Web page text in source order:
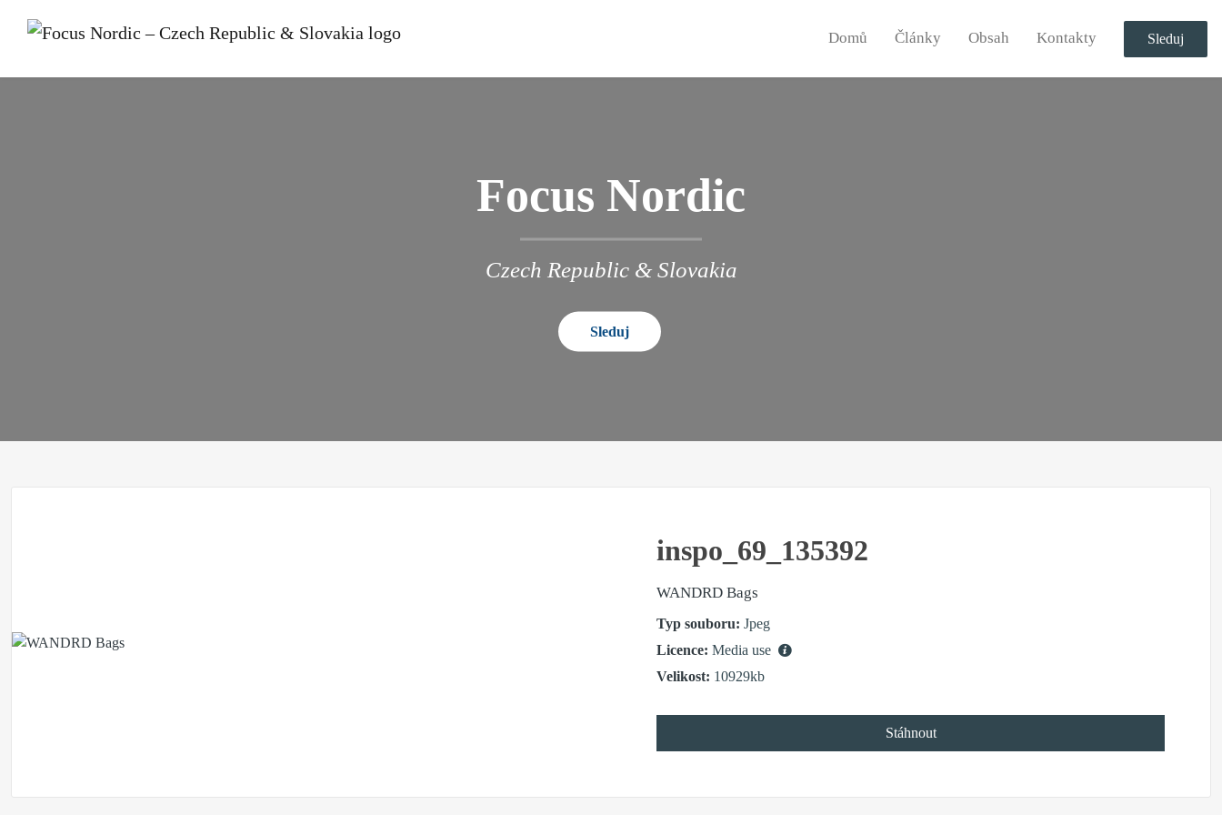
Domů Články Obsah Kontakty Sleduj
Focus Nordic
Czech Republic & Slovakia
Sleduj
inspo_69_135392
WANDRD Bags
Typ souboru: Jpeg
Licence: Media use
Velikost: 10929kb
Stáhnout